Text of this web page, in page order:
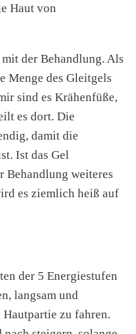
Haut von
der Behandlung. Als
Menge des Gleitgels
sind es Krähenfüße,
es dort. Die
damit die
Ist das Gel
Behandlung weiteres
es ziemlich heiß auf
der 5 Energiestufen
langsam und
zu fahren.